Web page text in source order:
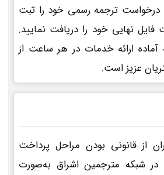
درخواست ترجمه رسمی خود را ثبت
نهایی خود را دریافت نمایید.
آماده ارائه خدمات در هر ساعت از
عزیز است.
از قانونی بودن مراحل پرداخت
در شبکه مترجمین اشراق به‌صورت